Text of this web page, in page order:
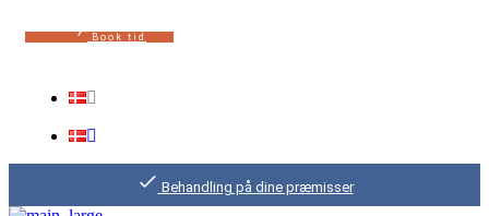
B o o k t i d
Behandling på dine præmisser